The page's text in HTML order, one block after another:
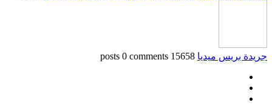
جريدة بريس ميديا 15658 posts
0 comments